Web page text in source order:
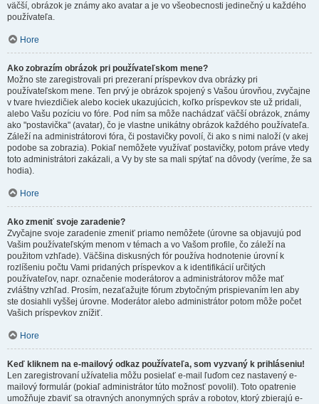
väčší, obrázok je známy ako avatar a je vo všeobecnosti jedinečný u každého
používateľa.
Hore
Ako zobrazím obrázok pri používateľskom mene?
Možno ste zaregistrovali pri prezeraní príspevkov dva obrázky pri
používateľskom mene. Ten prvý je obrázok spojený s Vašou úrovňou, zvyčajne
v tvare hviezdičiek alebo kociek ukazujúcich, koľko príspevkov ste už pridali,
alebo Vašu pozíciu vo fóre. Pod ním sa môže nachádzať väčší obrázok, známy
ako "postavička" (avatar), čo je vlastne unikátny obrázok každého používateľa.
Záleží na administrátorovi fóra, či postavičky povolí, či ako s nimi naloží (v akej
podobe sa zobrazia). Pokiaľ nemôžete využívať postavičky, potom práve vtedy
toto administrátori zakázali, a Vy by ste sa mali spýtať na dôvody (veríme, že sa
hodia).
Hore
Ako zmeniť svoje zaradenie?
Zvyčajne svoje zaradenie zmeniť priamo nemôžete (úrovne sa objavujú pod
Vašim používateľským menom v témach a vo Vašom profile, čo záleží na
použitom vzhľade). Väčšina diskusných fór používa hodnotenie úrovní k
rozlíšeniu počtu Vami pridaných príspevkov a k identifikácií určitých
používateľov, napr. označenie moderátorov a administrátorov môže mať
zvláštny vzhľad. Prosím, nezaťažujte fórum zbytočným prispievaním len aby
ste dosiahli vyššej úrovne. Moderátor alebo administrátor potom môže počet
Vašich príspevkov znížiť.
Hore
Keď kliknem na e-mailový odkaz používateľa, som vyzvaný k prihláseniu!
Len zaregistrovaní užívatelia môžu posielať e-mail ľuďom cez nastavený e-
mailový formulár (pokiaľ administrátor túto možnosť povolil). Toto opatrenie
umožňuje zbaviť sa otravných anonymných správ a robotov, ktorý zbierajú e-